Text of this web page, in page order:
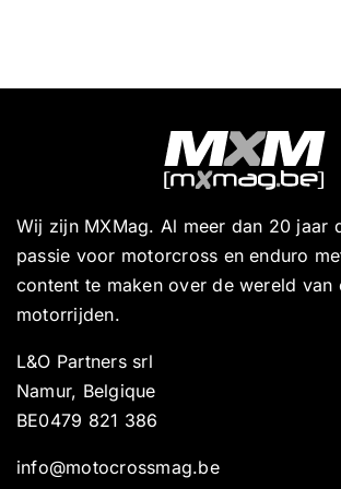
Wij zijn MXMag. Al meer dan 20 jaar
passie voor motorcross en enduro
content te maken over de wereld van
motorrijden.
L&O Partners srl
Namur, Belgique
BE0479 821 386
info@motocrossmag.be